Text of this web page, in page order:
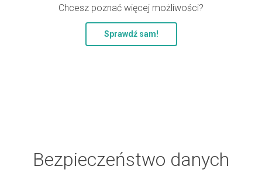
Chcesz poznać więcej możliwości?
Sprawdź sam!
Bezpieczeństwo danych